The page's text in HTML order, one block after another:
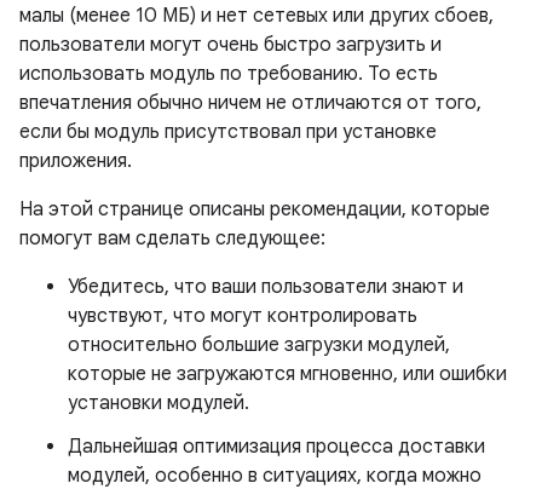
малы (менее 10 МБ) и нет сетевых или других сбоев,
пользователи могут очень быстро загрузить и
использовать модуль по требованию. То есть
впечатления обычно ничем не отличаются от того,
если бы модуль присутствовал при установке
приложения.
На этой странице описаны рекомендации, которые
помогут вам сделать следующее:
Убедитесь, что ваши пользователи знают и
чувствуют, что могут контролировать
относительно большие загрузки модулей,
которые не загружаются мгновенно, или ошибки
установки модулей.
Дальнейшая оптимизация процесса доставки
модулей, особенно в ситуациях, когда можно